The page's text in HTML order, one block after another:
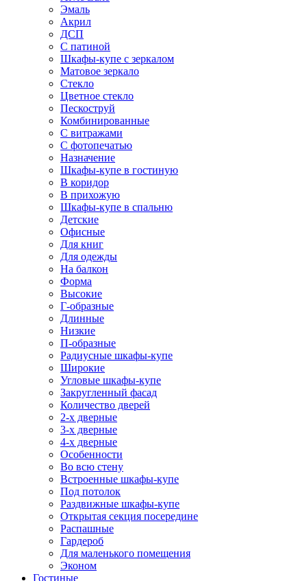
Эмаль
Акрил
ДСП
С патиной
Шкафы-купе с зеркалом
Матовое зеркало
Стекло
Цветное стекло
Пескоструй
Комбинированные
С витражами
С фотопечатью
Назначение
Шкафы-купе в гостиную
В коридор
В прихожую
Шкафы-купе в спальню
Детские
Офисные
Для книг
Для одежды
На балкон
Форма
Высокие
Г-образные
Длинные
Низкие
П-образные
Радиусные шкафы-купе
Широкие
Угловые шкафы-купе
Закругленный фасад
Количество дверей
2-х дверные
3-х дверные
4-х дверные
Особенности
Во всю стену
Встроенные шкафы-купе
Под потолок
Раздвижные шкафы-купе
Открытая секция посередине
Распашные
Гардероб
Для маленького помещения
Эконом
Гостиные